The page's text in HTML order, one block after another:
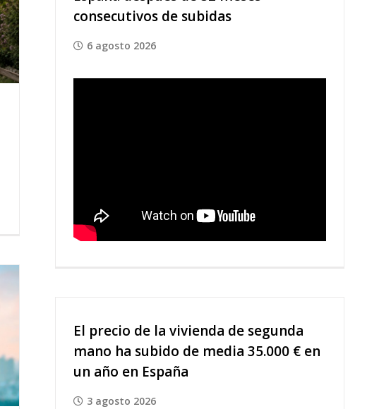
consecutivos de subidas
6 agosto 2026
El precio de la vivienda de segunda
mano ha subido de media 35.000 € en
un año en España
3 agosto 2026